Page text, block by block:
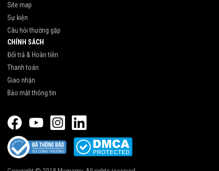
Site map
Sự kiện
Câu hỏi thường gặp
CHÍNH SÁCH
Đổi trả & Hoàn tiền
Thanh toán
Giao nhận
Bảo mật thông tin